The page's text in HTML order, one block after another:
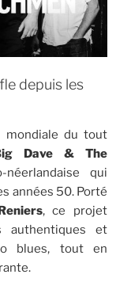
depuis les
mondiale du tout
Dave & The
qui
années 50. Porté
, ce projet
authentiques et
blues, tout en